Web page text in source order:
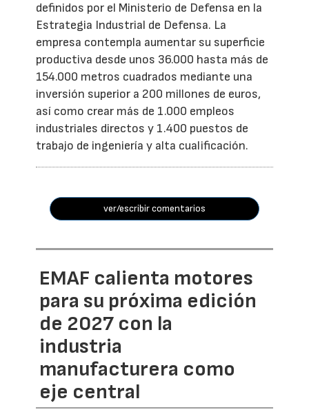
definidos por el Ministerio de Defensa en la
Estrategia Industrial de Defensa. La
empresa contempla aumentar su superficie
productiva desde unos 36.000 hasta más de
154.000 metros cuadrados mediante una
inversión superior a 200 millones de euros,
así como crear más de 1.000 empleos
industriales directos y 1.400 puestos de
trabajo de ingeniería y alta cualificación.
ver/escribir comentarios
EMAF calienta motores
para su próxima edición
de 2027 con la
industria
manufacturera como
eje central